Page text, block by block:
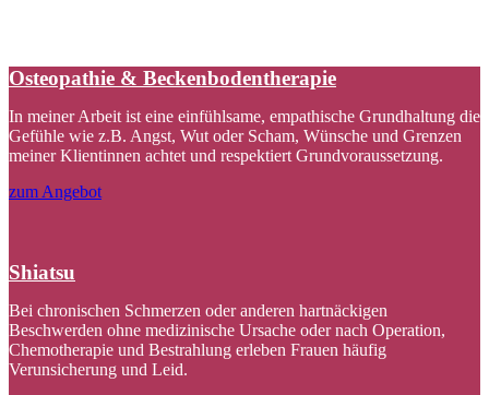
Osteopathie & Beckenbodentherapie
In meiner Arbeit ist eine einfühlsame, empathische Grundhaltung die
Gefühle wie z.B. Angst, Wut oder Scham, Wünsche und Grenzen
meiner Klientinnen achtet und respektiert Grundvoraussetzung.
zum Angebot
Shiatsu
Bei chronischen Schmerzen oder anderen hartnäckigen
Beschwerden ohne medizinische Ursache oder nach Operation,
Chemotherapie und Bestrahlung erleben Frauen häufig
Verunsicherung und Leid.